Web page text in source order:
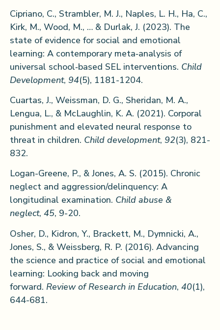
Cipriano, C., Strambler, M. J., Naples, L. H., Ha, C.,
Kirk, M., Wood, M., … & Durlak, J. (2023). The
state of evidence for social and emotional
learning: A contemporary meta‐analysis of
universal school‐based SEL interventions. Child
Development, 94(5), 1181-1204.
Cuartas, J., Weissman, D. G., Sheridan, M. A.,
Lengua, L., & McLaughlin, K. A. (2021). Corporal
punishment and elevated neural response to
threat in children. Child development, 92(3), 821-
832.
Logan-Greene, P., & Jones, A. S. (2015). Chronic
neglect and aggression/delinquency: A
longitudinal examination. Child abuse &
neglect, 45, 9-20.
Osher, D., Kidron, Y., Brackett, M., Dymnicki, A.,
Jones, S., & Weissberg, R. P. (2016). Advancing
the science and practice of social and emotional
learning: Looking back and moving
forward. Review of Research in Education, 40(1),
644-681.